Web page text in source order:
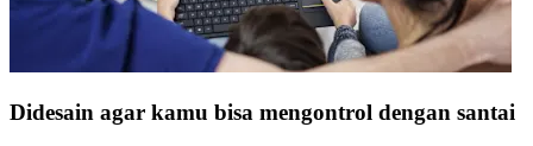
Didesain agar kamu bisa mengontrol dengan santai